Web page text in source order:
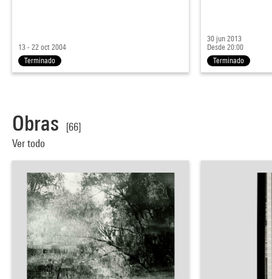
13 - 22 oct 2004
Terminado
30 jun 2013
Desde 20:00
Terminado
Obras
[66]
Ver todo